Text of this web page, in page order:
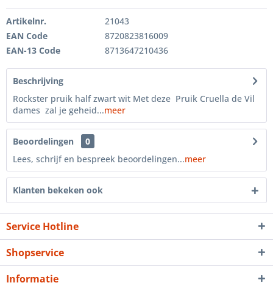
Artikelnr.
21043
EAN Code
8720823816009
EAN-13 Code
8713647210436
Beschrijving
Rockster pruik half zwart wit Met deze Pruik Cruella de Vil
dames zal je geheid...meer
Beoordelingen
0
Lees, schrijf en bespreek beoordelingen...meer
Klanten bekeken ook
Service Hotline
Shopservice
Informatie